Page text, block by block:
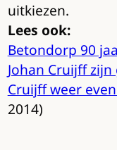
uitkiezen.
Lees ook:
Betondorp 90
Johan Cruijff zijn
Cruijff weer
2014)